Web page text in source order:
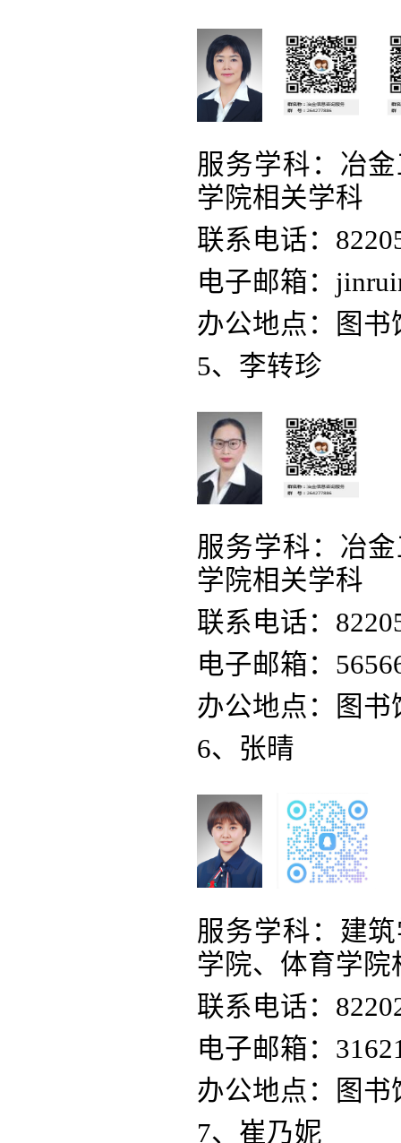
服务学科：冶
学院相关学科
联系电话：
电子邮箱：
办公地点：图书
5、李转珍
服务学科：冶
学院相关学科
联系电话：
电子邮箱：
办公地点：图书
6、张晴
服务学科：建
学院、体育学院
联系电话：
电子邮箱：
办公地点：图书
7、崔乃妮